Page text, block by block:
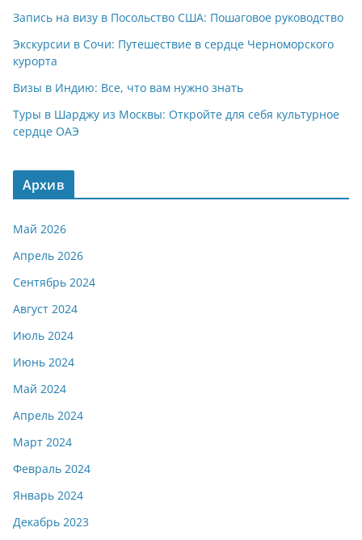
Запись на визу в Посольство США: Пошаговое руководство
Экскурсии в Сочи: Путешествие в сердце Черноморского
курорта
Визы в Индию: Все, что вам нужно знать
Туры в Шарджу из Москвы: Откройте для себя культурное
сердце ОАЭ
Архив
Май 2026
Апрель 2026
Сентябрь 2024
Август 2024
Июль 2024
Июнь 2024
Май 2024
Апрель 2024
Март 2024
Февраль 2024
Январь 2024
Декабрь 2023